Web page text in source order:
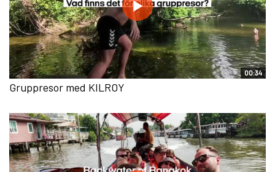
00:34
Gruppresor med KILROY